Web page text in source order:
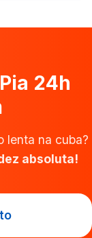
24h
lenta na cuba?
absoluta!